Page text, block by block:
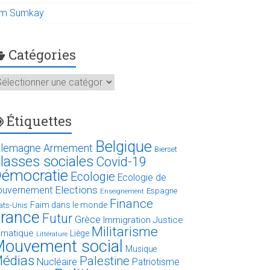
Sumkay
Catégories
Étiquettes
Armement Belgique Bierset
sociales Covid-19
Ecologie Ecologie de
Elections Enseignement Espagne
Unis Faim dans le monde Finance
Futur Grèce Immigration Justice
Littérature Liège Militarisme
social Musique
Nucléaire Palestine Patriotisme